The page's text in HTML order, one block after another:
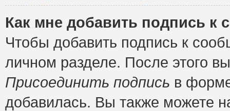
Как мне добавить подпись к
Чтобы добавить подпись к
личном разделе. После этого
Присоединить подпись в
добавилась. Вы также можете